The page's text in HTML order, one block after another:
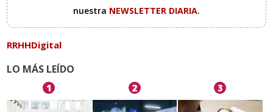
nuestra NEWSLETTER DIARIA.
RRHHDigital
LO MÁS LEÍDO
1 2 3